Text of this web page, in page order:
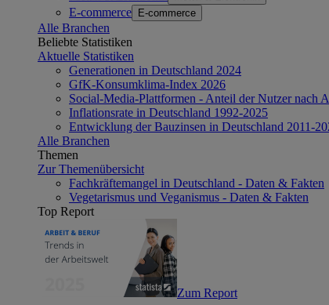
E-commerce E-commerce
Alle Branchen
Beliebte Statistiken
Aktuelle Statistiken
Generationen in Deutschland 2024
GfK-Konsumklima-Index 2026
Social-Media-Plattformen - Anteil der Nutzer nach
Inflationsrate in Deutschland 1992-2025
Entwicklung der Bauzinsen in Deutschland 2011-
Alle Branchen
Themen
Zur Themenübersicht
Fachkräftemangel in Deutschland - Daten & Fakten
Vegetarismus und Veganismus - Daten & Fakten
Top Report
Zum Report